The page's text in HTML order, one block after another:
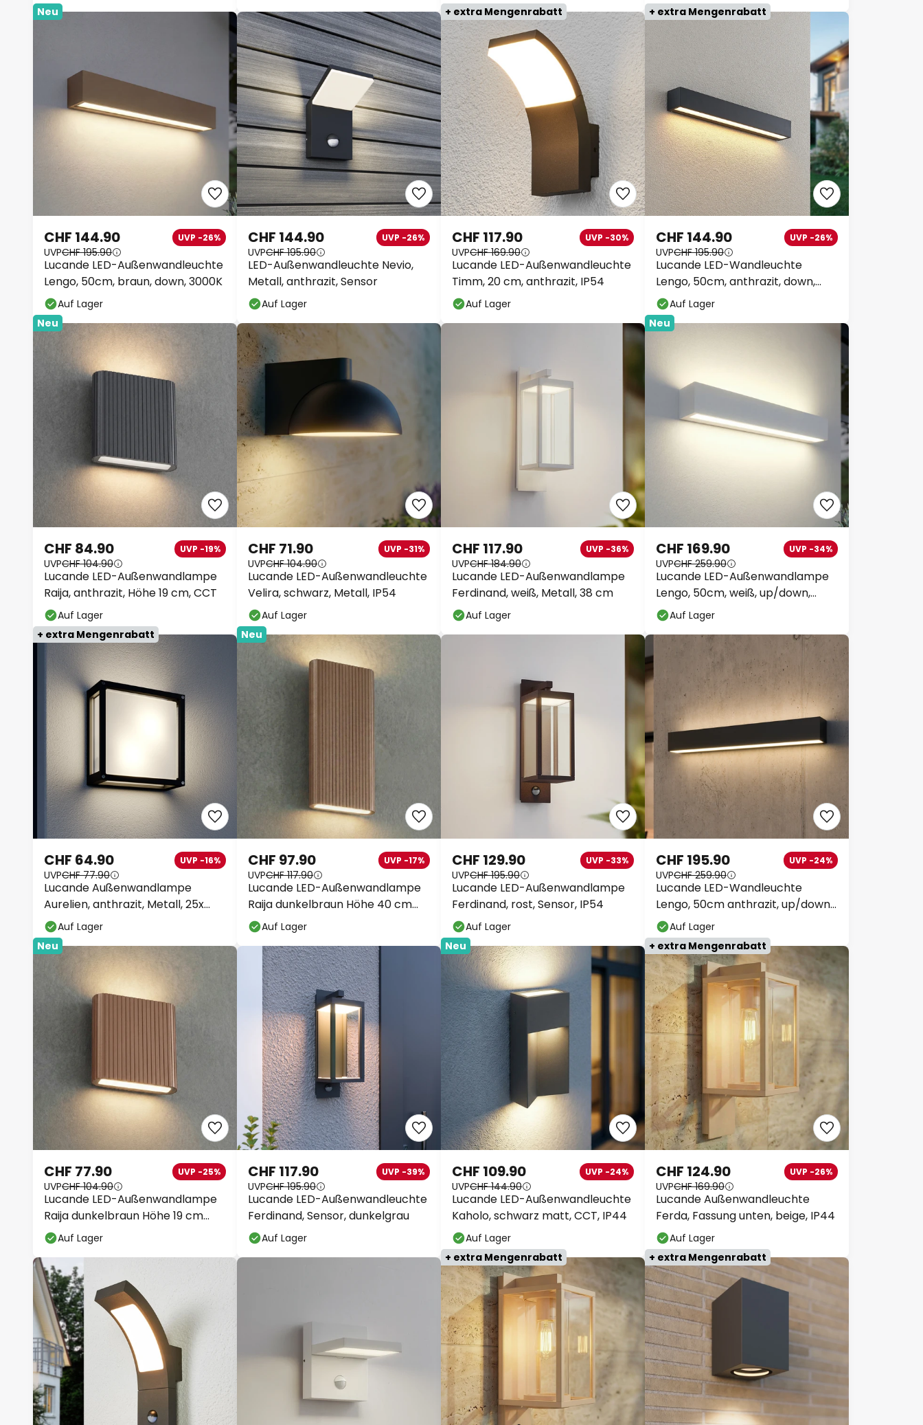
Neu
Lucande LED-Außenwandleuchte
Lengo, 50cm, braun, down, 3000K
CHF 144.90 UVP -26%
UVPCHF 195.90
Auf Lager
LED-Außenwandleuchte Nevio,
Metall, anthrazit, Sensor
CHF 144.90 UVP -26%
UVPCHF 195.90
Auf Lager
+ extra Mengenrabatt
Lucande LED-Außenwandleuchte
Timm, 20 cm, anthrazit, IP54
CHF 117.90 UVP -30%
UVPCHF 169.90
Auf Lager
+ extra Mengenrabatt
Lucande LED-Wandleuchte
Lengo, 50cm, anthrazit, down,
3.000K
CHF 144.90 UVP -26%
UVPCHF 195.90
Auf Lager
Neu
Lucande LED-Außenwandlampe
Raija, anthrazit, Höhe 19 cm, CCT
CHF 84.90 UVP -19%
UVPCHF 104.90
Auf Lager
Lucande LED-Außenwandleuchte
Velira, schwarz, Metall, IP54
CHF 71.90 UVP -31%
UVPCHF 104.90
Auf Lager
Lucande LED-Außenwandlampe
Ferdinand, weiß, Metall, 38 cm
CHF 117.90 UVP -36%
UVPCHF 184.90
Auf Lager
Neu
Lucande LED-Außenwandlampe
Lengo, 50cm, weiß, up/down,
3000K
CHF 169.90 UVP -34%
UVPCHF 259.90
Auf Lager
+ extra Mengenrabatt
Lucande Außenwandlampe
Aurelien, anthrazit, Metall, 25x
25cm
CHF 64.90 UVP -16%
UVPCHF 77.90
Auf Lager
Neu
Lucande LED-Außenwandlampe
Raija dunkelbraun Höhe 40 cm
CCT
CHF 97.90 UVP -17%
UVPCHF 117.90
Auf Lager
Lucande LED-Außenwandlampe
Ferdinand, rost, Sensor, IP54
CHF 129.90 UVP -33%
UVPCHF 195.90
Auf Lager
Lucande LED-Wandleuchte
Lengo, 50cm anthrazit, up/down
3000K
CHF 195.90 UVP -24%
UVPCHF 259.90
Auf Lager
Neu
Lucande LED-Außenwandlampe
Raija dunkelbraun Höhe 19 cm
CCT
CHF 77.90 UVP -25%
UVPCHF 104.90
Auf Lager
Lucande LED-Außenwandleuchte
Ferdinand, Sensor, dunkelgrau
CHF 117.90 UVP -39%
UVPCHF 195.90
Auf Lager
Neu
Lucande LED-Außenwandleuchte
Kaholo, schwarz matt, CCT, IP44
CHF 109.90 UVP -24%
UVPCHF 144.90
Auf Lager
+ extra Mengenrabatt
Lucande Außenwandleuchte
Ferda, Fassung unten, beige, IP44
CHF 124.90 UVP -26%
UVPCHF 169.90
Auf Lager
+ extra Mengenrabatt
+ extra Mengenrabatt